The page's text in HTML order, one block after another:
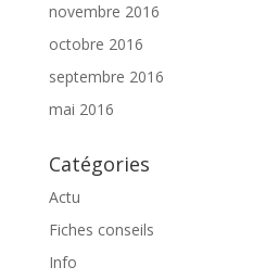
novembre 2016
octobre 2016
septembre 2016
mai 2016
Catégories
Actu
Fiches conseils
Info